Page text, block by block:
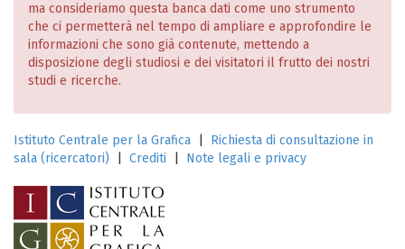
ma consideriamo questa banca dati come uno strumento
che ci permetterà nel tempo di ampliare e approfondire le
informazioni che sono già contenute, mettendo a
disposizione degli studiosi e dei visitatori il frutto dei nostri
studi e ricerche.
Istituto Centrale per la Grafica
Richiesta di consultazione in
sala (ricercatori)
Crediti Note legali e privacy